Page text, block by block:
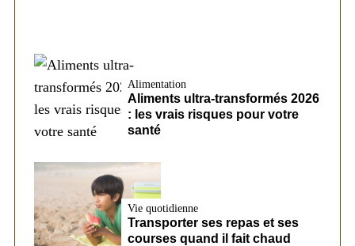
Alimentation
Aliments ultra-transformés 2026
: les vrais risques pour votre
santé
Vie quotidienne
Transporter ses repas et ses
courses quand il fait chaud